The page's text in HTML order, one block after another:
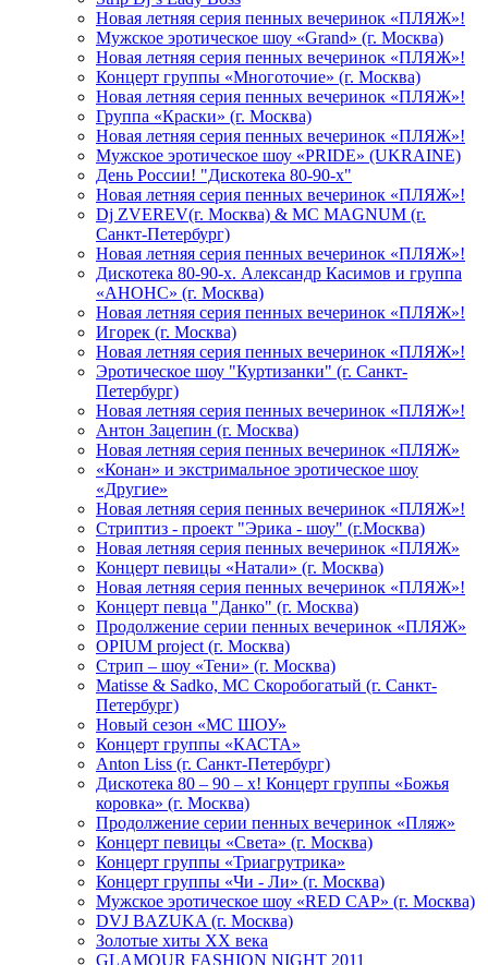
Новая летняя серия пенных вечеринок «ПЛЯЖ»!
Мужское эротическое шоу «Grand» (г. Москва)
Новая летняя серия пенных вечеринок «ПЛЯЖ»!
Концерт группы «Многоточие» (г. Москва)
Новая летняя серия пенных вечеринок «ПЛЯЖ»!
Группа «Краски» (г. Москва)
Новая летняя серия пенных вечеринок «ПЛЯЖ»!
Мужское эротическое шоу «PRIDE» (UKRAINE)
День России! "Дискотека 80-90-х"
Новая летняя серия пенных вечеринок «ПЛЯЖ»!
Dj ZVEREV(г. Москва) & MC MAGNUM (г.
Санкт-Петербург)
Новая летняя серия пенных вечеринок «ПЛЯЖ»!
Дискотека 80-90-х. Александр Касимов и группа
«АНОНС» (г. Москва)
Новая летняя серия пенных вечеринок «ПЛЯЖ»!
Игорек (г. Москва)
Новая летняя серия пенных вечеринок «ПЛЯЖ»!
Эротическое шоу "Куртизанки" (г. Санкт-
Петербург)
Новая летняя серия пенных вечеринок «ПЛЯЖ»!
Антон Зацепин (г. Москва)
Новая летняя серия пенных вечеринок «ПЛЯЖ»
«Конан» и экстримальное эротическое шоу
«Другие»
Новая летняя серия пенных вечеринок «ПЛЯЖ»!
Стриптиз - проект "Эрика - шоу" (г.Москва)
Новая летняя серия пенных вечеринок «ПЛЯЖ»
Концерт певицы «Натали» (г. Москва)
Новая летняя серия пенных вечеринок «ПЛЯЖ»!
Концерт певца "Данко" (г. Москва)
Продолжение серии пенных вечеринок «ПЛЯЖ»
OPIUM project (г. Москва)
Стрип – шоу «Тени» (г. Москва)
Matissе & Sadko, MC Скоробогатый (г. Санкт-
Петербург)
Новый сезон «МС ШОУ»
Концерт группы «КАСТА»
Anton Liss (г. Санкт-Петербург)
Дискотека 80 – 90 – х! Концерт группы «Божья
коровка» (г. Москва)
Продолжение серии пенных вечеринок «Пляж»
Концерт певицы «Света» (г. Москва)
Концерт группы «Триагрутрика»
Концерт группы «Чи - Ли» (г. Москва)
Мужское эротическое шоу «RED CAP» (г. Москва)
DVJ BAZUKA (г. Москва)
Золотые хиты XX века
GLAMOUR FASHION NIGHT 2011